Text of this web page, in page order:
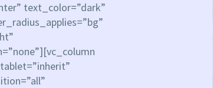
text_color=”dark”